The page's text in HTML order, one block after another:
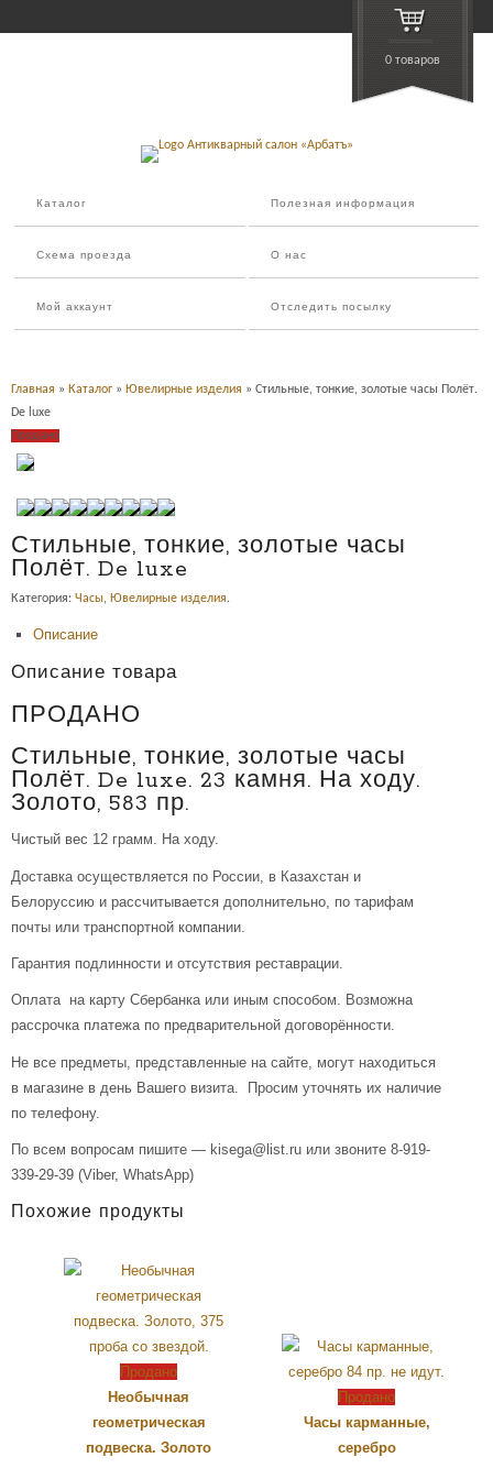
0 товаров
Каталог Полезная информация
Схема проезда О нас
Мой аккаунт Отследить посылку
Главная » Каталог » Ювелирные изделия » Стильные, тонкие, золотые часы Полёт.
De luxe
Продано
Стильные, тонкие, золотые часы
Полёт. De luxe
Категория: Часы, Ювелирные изделия.
Описание
Описание товара
ПРОДАНО
Стильные, тонкие, золотые часы
Полёт. De luxe. 23 камня. На ходу.
Золото, 583 пр.
Чистый вес 12 грамм. На ходу.
Доставка осуществляется по России, в Казахстан и
Белоруссию и рассчитывается дополнительно, по тарифам
почты или транспортной компании.
Гарантия подлинности и отсутствия реставрации.
Оплата на карту Сбербанка или иным способом. Возможна
рассрочка платежа по предварительной договорённости.
Не все предметы, представленные на сайте, могут находиться
в магазине в день Вашего визита. Просим уточнять их наличие
по телефону.
По всем вопросам пишите — kisega@list.ru или звоните 8-919-
339-29-39 (Viber, WhatsApp)
Похожие продукты
Продано
Необычная
геометрическая
подвеска. Золото
Продано
Часы карманные,
серебро